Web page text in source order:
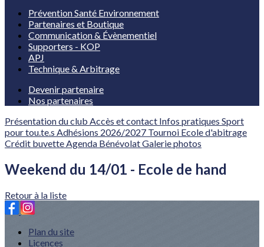
Prévention Santé Environnement
Partenaires et Boutique
Communication & Évènementiel
Supporters - KOP
APJ
Technique & Arbitrage
Devenir partenaire
Nos partenaires
Présentation du club Accès et contact Infos pratiques Sport
pour tou.te.s Adhésions 2026/2027 Tournoi Ecole d'abitrage
Crédit buvetteAgenda BénévolatGalerie photos
Weekend du 14/01 - Ecole de hand
Retour à la liste
Plan du site
Licences